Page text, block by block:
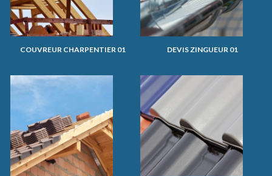
COUVREUR CHARPENTIER 01 DEVIS ZINGUEUR 01